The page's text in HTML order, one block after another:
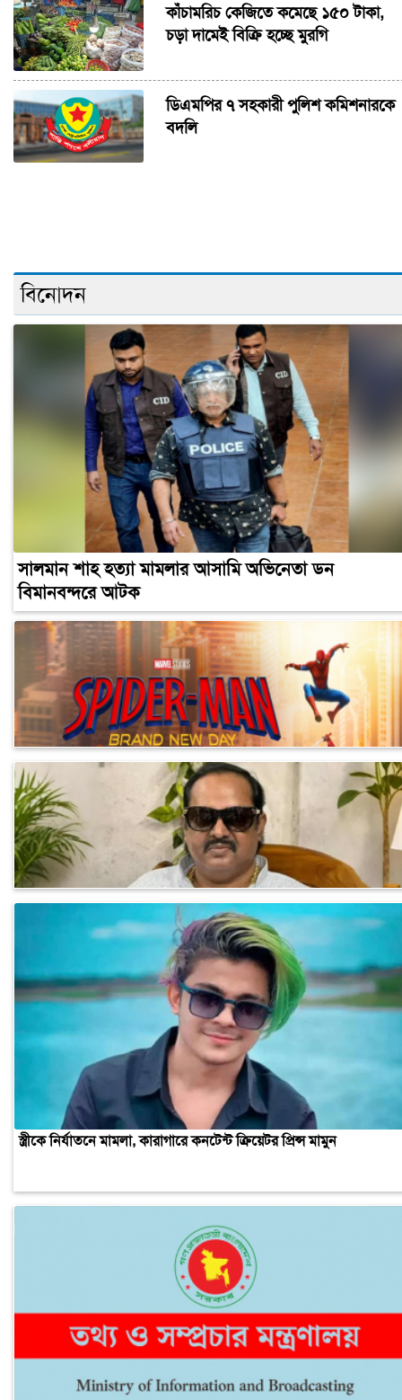
কাঁচামরিচ কেজিতে কমেছে ১৫০ টাকা,
চড়া দামেই বিক্রি হচ্ছে মুরগি
ডিএমপির ৭ সহকারী পুলিশ কমিশনারকে
বদলি
বিনোদন
সালমান শাহ হত্যা মামলার আসামি অভিনেতা ডন
বিমানবন্দরে আটক
স্টার সিনেপ্লেক্সে ‘স্পাইডার-ম্যান: ব্র্যান্ড নিউ ডে’র বিশেষ প্রদর্শনী
অভিনেতা ডিপজলের বিরুদ্ধে খালাতো ভাইয়ের মামলা
স্ত্রীকে নির্যাতনে মামলা, কারাগারে কনটেন্ট ক্রিয়েটর প্রিন্স মামুন